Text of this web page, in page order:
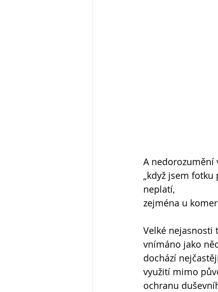
A nedorozumění
„když jsem
neplatí,
zejména u
Velké
vnímáno jako
dochází
využití mimo
ochranu